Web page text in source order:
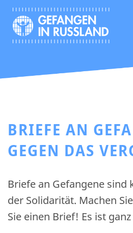
BRIEFE AN
GEGEN DAS
Briefe an Gefangene sind
der Solidarität. Machen
Sie einen Brief! Es ist